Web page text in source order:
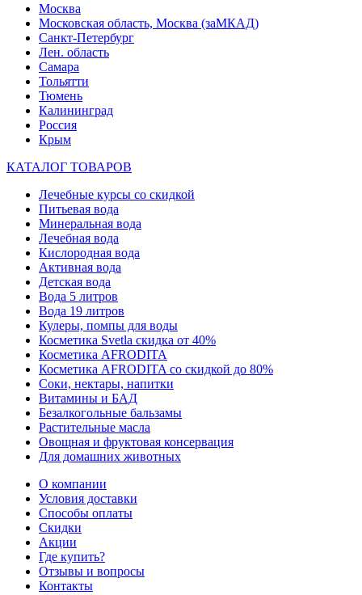
Москва
Московская область, Москва (заМКАД)
Санкт-Петербург
Лен. область
Самара
Тольятти
Тюмень
Калининград
Россия
Крым
КАТАЛОГ ТОВАРОВ
Лечебные курсы со скидкой
Питьевая вода
Минеральная вода
Лечебная вода
Кислородная вода
Активная вода
Детская вода
Вода 5 литров
Вода 19 литров
Кулеры, помпы для воды
Косметика Svetla скидка от 40%
Косметика AFRODITA
Косметика AFRODITA со скидкой до 80%
Соки, нектары, напитки
Витамины и БАД
Безалкогольные бальзамы
Растительные масла
Овощная и фруктовая консервация
Для домашних животных
О компании
Условия доставки
Способы оплаты
Скидки
Акции
Где купить?
Отзывы и вопросы
Контакты